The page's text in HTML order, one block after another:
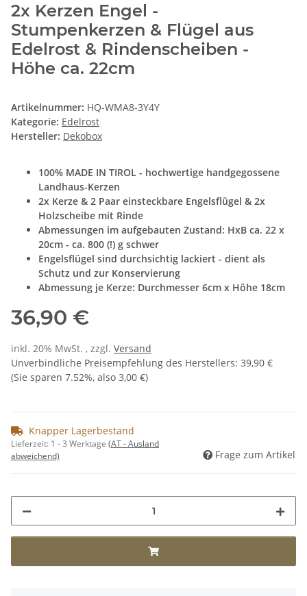
2x Kerzen Engel -
Stumpenkerzen & Flügel aus
Edelrost & Rindenscheiben -
Höhe ca. 22cm
Artikelnummer: HQ-WMA8-3Y4Y
Kategorie: Edelrost
Hersteller: Dekobox
100% MADE IN TIROL - hochwertige handgegossene
Landhaus-Kerzen
2x Kerze & 2 Paar einsteckbare Engelsflügel & 2x
Holzscheibe mit Rinde
Abmessungen im aufgebauten Zustand: HxB ca. 22 x
20cm - ca. 800 (!) g schwer
Engelsflügel sind durchsichtig lackiert - dient als
Schutz und zur Konservierung
Abmessung je Kerze: Durchmesser 6cm x Höhe 18cm
36,90 €
inkl. 20% MwSt. , zzgl. Versand
Unverbindliche Preisempfehlung des Herstellers: 39,90 €
(Sie sparen 7.52%, also 3,00 €)
Knapper Lagerbestand
Lieferzeit: 1 - 3 Werktage (AT - Ausland
abweichend)
Frage zum Artikel